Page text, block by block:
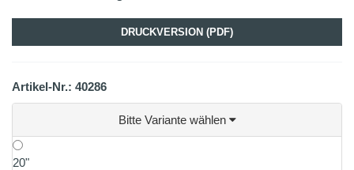
DRUCKVERSION (PDF)
Artikel-Nr.: 40286
Bitte Variante wählen
20"